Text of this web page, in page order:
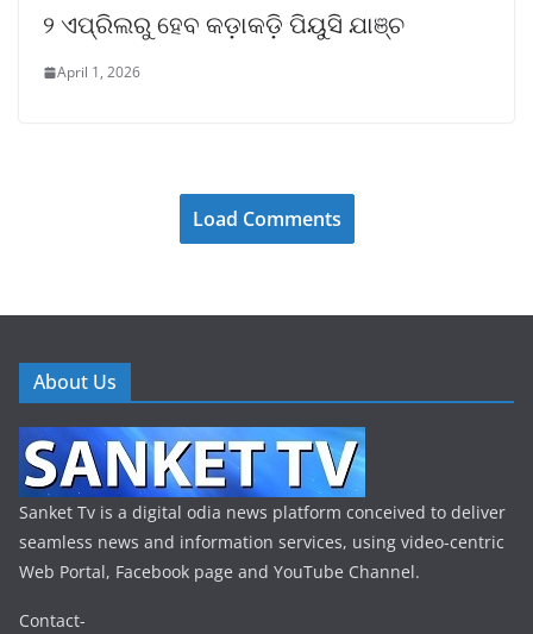
୨ ଏପ୍ରିଲରୁ ହେବ କଡ଼ାକଡ଼ି ପିୟୁସି ଯାଞ୍ଚ
April 1, 2026
Load Comments
About Us
Sanket Tv is a digital odia news platform conceived to deliver
seamless news and information services, using video-centric
Web Portal, Facebook page and YouTube Channel.
Contact-